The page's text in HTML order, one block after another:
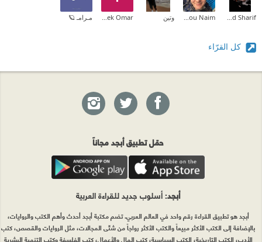
Mohamed Khaled Sharif
Carina Samir Abou Naim وتين Tarek Omar مـرامـ 🪐
كل القرّاء
حمّل تطبيق أبجد مجاناً
أبجد: أسلوب جديد للقراءة العربية
أبجد هو تطبيق القراءة رقم واحد في العالم العربي. تضم مكتبة أبجد أحدث وأهم الكتب والروايات،
بالإضافة إلى الكتب الأكثر مبيعاً والكتب الأكثر رواجاً من شتّى المجالات، مثل الروايات والقصص، كتب
الأدب، الكتب التاريخية، الكتب السياسية، كتب المال والأعمال، كتب الفلسفة وكتب التنمية البشرية